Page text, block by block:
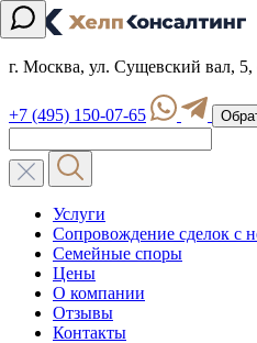
г. Москва, ул. Сущевский вал, 5,
+7 (495) 150-07-65
Услуги
Сопровождение сделок с
Семейные споры
Цены
О компании
Отзывы
Контакты